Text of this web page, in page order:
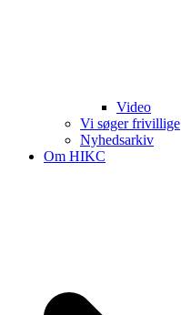
Video
Vi søger frivillige
Nyhedsarkiv
Om HIKC